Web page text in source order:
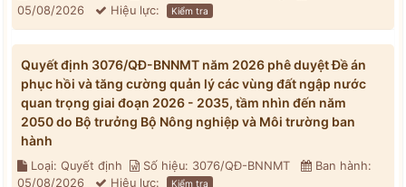
05/08/2026
Hiệu lực: Kiểm tra
Quyết định 3076/QĐ-BNNMT năm 2026 phê duyệt Đề án
phục hồi và tăng cường quản lý các vùng đất ngập nước
quan trọng giai đoạn 2026 - 2035, tầm nhìn đến năm
2050 do Bộ trưởng Bộ Nông nghiệp và Môi trường ban
hành
Loại: Quyết định Số hiệu: 3076/QĐ-BNNMT
Ban hành:
05/08/2026
Hiệu lực: Kiểm tra